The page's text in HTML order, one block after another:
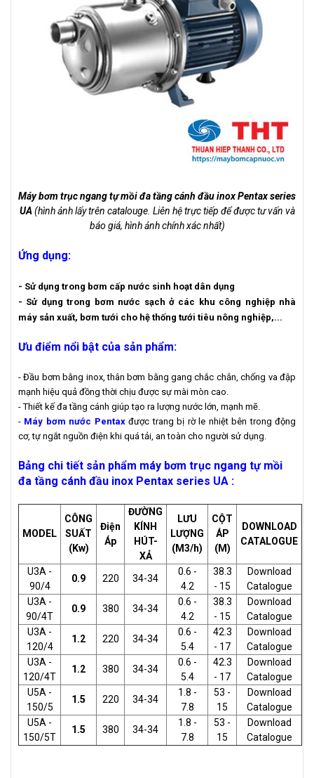
Máy bơm trục ngang tự mồi đa tầng cánh đầu inox Pentax series
UA(hình ảnh lấy trên catalouge. Liên hệ trực tiếp để được tư vấn và
báo giá, hình ảnh chính xác nhất)
Ứng dụng:
- Sử dụng trong bơm cấp nước sinh hoạt dân dụng
- Sử dụng trong bơm nước sạch ở các khu công nghiệp nhà
máy sản xuất, bơm tưới cho hệ thống tưới tiêu nông nghiệp,...
Ưu điểm nổi bật của sản phẩm:
- Đầu bơm bằng inox, thân bơm bằng gang chắc chắn, chống va đập
mạnh hiệu quả đồng thời chịu được sự mài mòn cao.
- Thiết kế đa tầng cánh giúp tạo ra lượng nước lớn, mạnh mẽ.
- Máy bơm nước Pentaxđược trang bị rờ le nhiệt bên trong động
cơ, tự ngắt nguồn điện khi quá tải, an toàn cho người sử dụng.
Bảng chi tiết sản phẩm máy bơm trục ngang tự mồi
đa tầng cánh đầu inox Pentax series UA :
MODEL
CÔNG
SUẤT
(Kw)
Điện
Áp
ĐƯỜNG
KÍNH
HÚT-
XẢ
LƯU
LƯỢNG
(M3/h)
CỘT
ÁP
(M)
DOWNLOAD
CATALOGUE
U3A -
90/4
0.9 220 34-34
0.6 -
4.2
38.3
- 15
Download
Catalogue
U3A -
90/4T
0.9 380 34-34
0.6 -
4.2
38.3
- 15
Download
Catalogue
U3A -
120/4
1.2 220 34-34
0.6 -
5.4
42.3
- 17
Download
Catalogue
U3A -
120/4T
1.2 380 34-34
0.6 -
5.4
42.3
- 17
Download
Catalogue
U5A -
150/5
1.5 220 34-34
1.8 -
7.8
53 -
15
Download
Catalogue
U5A -
150/5T
1.5 380 34-34
1.8 -
7.8
53 -
15
Download
Catalogue